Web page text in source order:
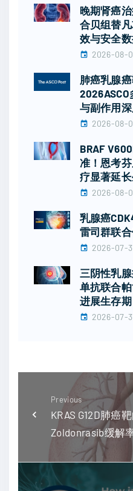
晚期肾癌
合贝组替
效与安全
2026-08-
肺癌乳腺
与副作用
2026-08-
BRAF
准！恩考
疗显著延
2026-08-
乳腺癌
雷司群联
2026-07-
三阴性乳
单抗联合
进展生存期
2026-07-
Previous
KRAS G12D肺癌
Zoldonrasib缓解